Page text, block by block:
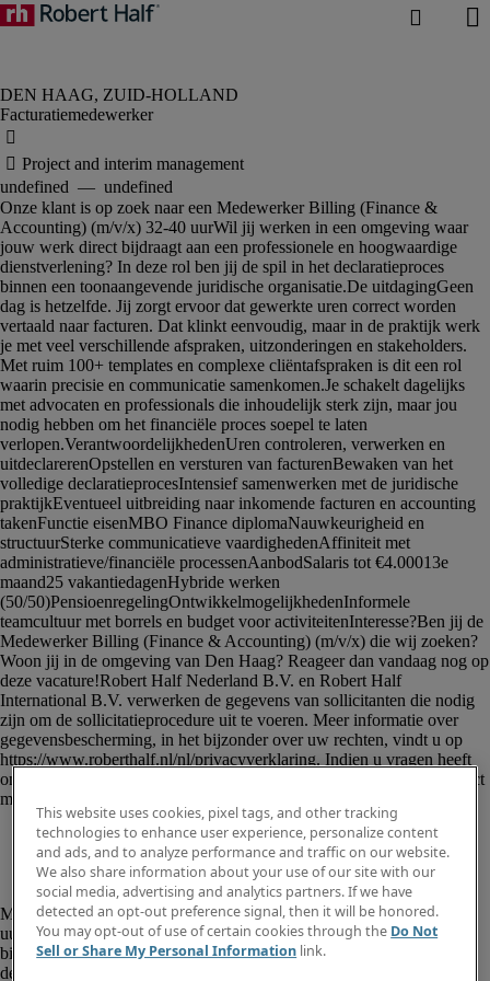
Facturatiemedewerker
						<p>Onze klant is op zoek naar een
Medewerker Billing (Finance &amp; Accounting) (m/v/x) 32-40
uur</p><p>Wil jij werken in een omgeving waar jouw werk direct
bijdraagt aan een professionele en hoogwaardige dienstverlening? In
deze rol ben jij de spil in het declaratieproces binnen een
This website uses cookies, pixel tags, and other tracking
technologies to enhance user experience, personalize content
and ads, and to analyze performance and traffic on our website.
We also share information about your use of our site with our
social media, advertising and analytics partners. If we have
detected an opt-out preference signal, then it will be honored.
You may opt-out of use of certain cookies through the Do Not
Sell or Share My Personal Information link.